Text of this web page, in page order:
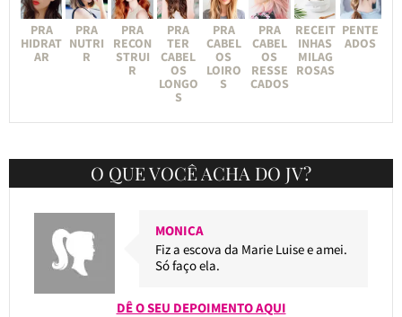
PRA
HIDRAT
AR
PRA
NUTRI
R
PRA
RECON
STRUI
R
PRA
TER
CABEL
OS
LONGO
S
PRA
CABEL
OS
LOIRO
S
PRA
CABEL
OS
RESSE
CADOS
RECEIT
INHAS
MILAG
ROSAS
PENTE
ADOS
O QUE VOCÊ ACHA DO JV?
MONICA
Fiz a escova da Marie Luise e amei.
Só faço ela.
DÊ O SEU DEPOIMENTO AQUI